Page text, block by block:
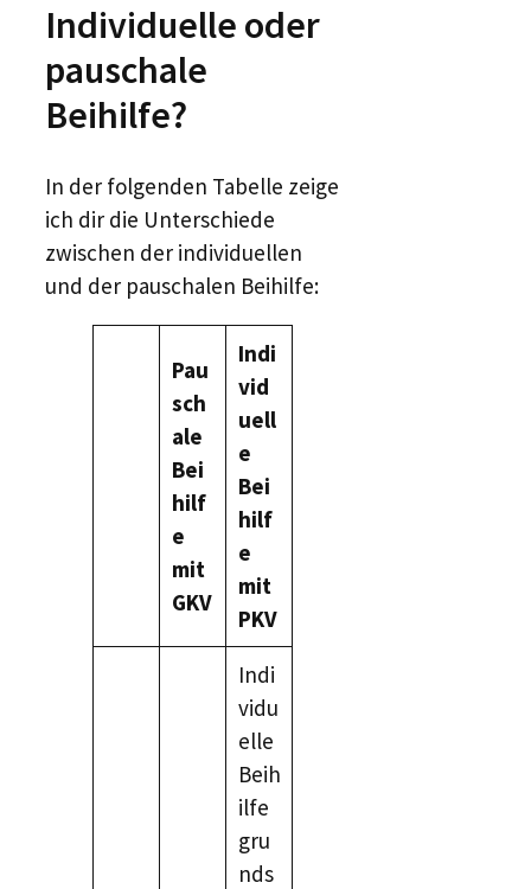
Individuelle oder
pauschale
Beihilfe?
In der folgenden Tabelle zeige
ich dir die Unterschiede
zwischen der individuellen
und der pauschalen Beihilfe:
Pau
sch
ale
Bei
hilf
e
mit
GKV
Indi
vid
uell
e
Bei
hilf
e
mit
PKV
Indi
vidu
elle
Beih
ilfe
gru
nds